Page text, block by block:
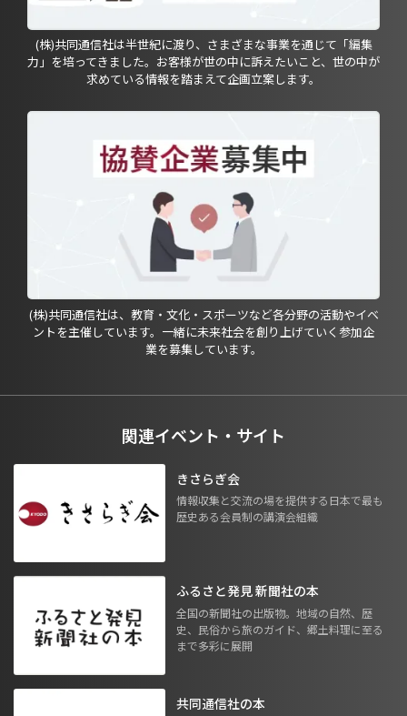
(株)共同通信社は半世紀に渡り、さまざまな事業を通じて「編集
力」を培ってきました。お客様が世の中に訴えたいこと、世の中が
求めている情報を踏まえて企画立案します。
(株)共同通信社は、教育・文化・スポーツなど各分野の活動やイベ
ントを主催しています。一緒に未来社会を創り上げていく参加企
業を募集しています。
関連イベント・サイト
きさらぎ会
情報収集と交流の場を提供する日本で最も
歴史ある会員制の講演会組織
ふるさと発見 新聞社の本
全国の新聞社の出版物。地域の自然、歴
史、民俗から旅のガイド、郷土料理に至る
まで多彩に展開
共同通信社の本